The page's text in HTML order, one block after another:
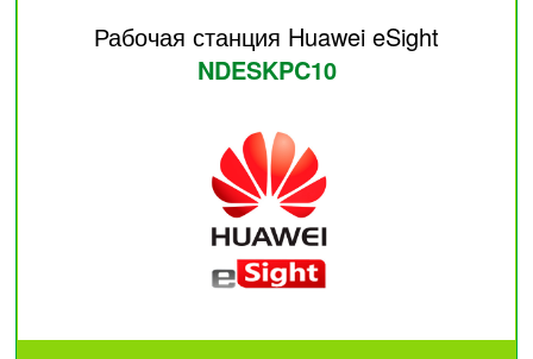
Рабочая станция Huawei eSight
NDESKPC10